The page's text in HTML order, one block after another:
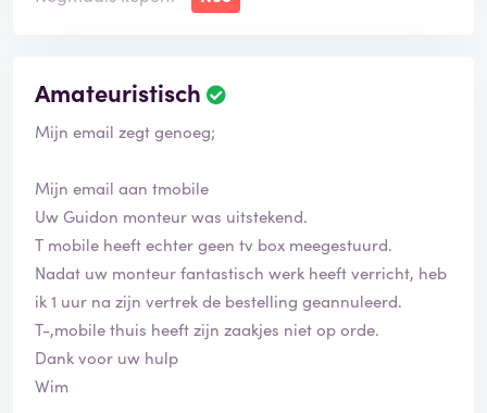
Amateuristisch
Mijn email zegt genoeg;
Mijn email aan tmobile
Uw Guidon monteur was uitstekend.
T mobile heeft echter geen tv box meegestuurd.
Nadat uw monteur fantastisch werk heeft verricht, heb
ik 1 uur na zijn vertrek de bestelling geannuleerd.
T-,mobile thuis heeft zijn zaakjes niet op orde.
Dank voor uw hulp
Wim